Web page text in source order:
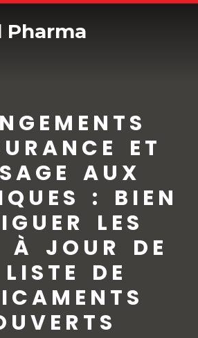
Pharma
ET
AUX
: BIEN
LES
À JOUR DE
DE